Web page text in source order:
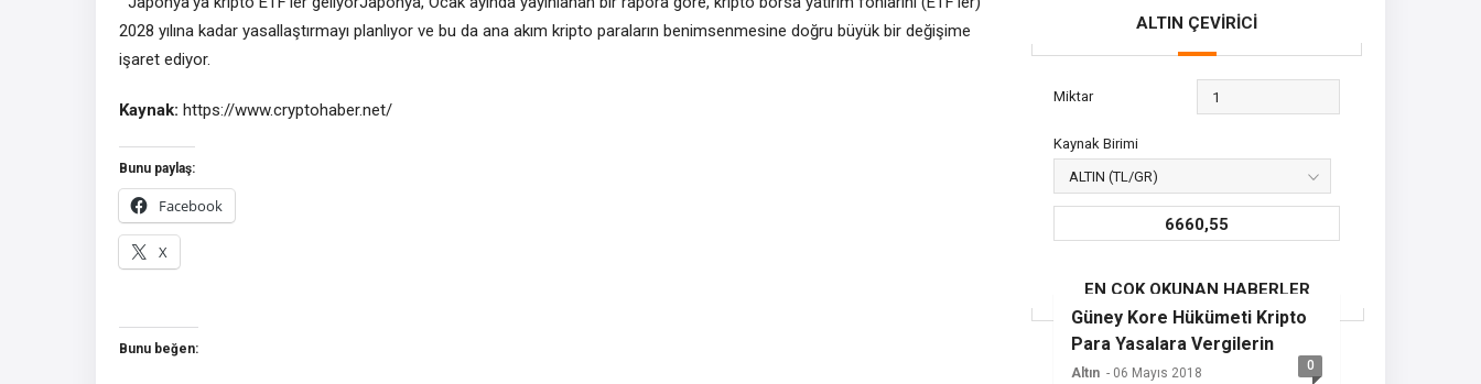
2028 yılına kadar yasallaştırmayı planlıyor ve bu da ana akım kripto paraların benimsenmesine doğru büyük bir değişime
işaret ediyor.
Kaynak: https://www.cryptohaber.net/
Bunu paylaş:
Facebook
X
Bunu beğen:
ALTIN ÇEVİRİCİ
Miktar
Kaynak Birimi
6660,55
EN ÇOK OKUNAN HABERLER
Güney Kore Hükümeti Kripto
Para Yasalara Vergilerin
Getireceğini Açıkladı
Altın - 06 Mayıs 2018 0